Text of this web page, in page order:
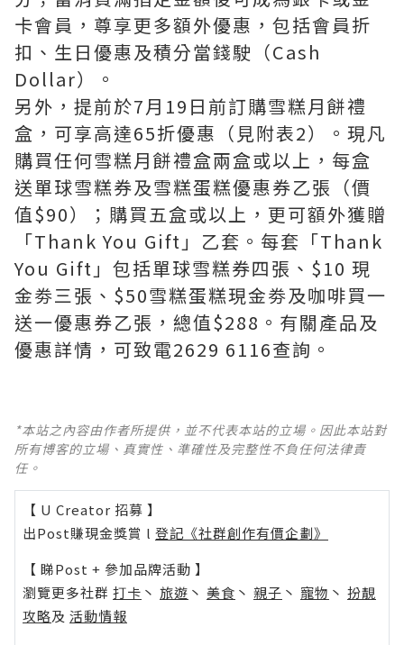
卡會員，尊享更多額外優惠，包括會員折
扣、生日優惠及積分當錢駛（Cash
Dollar）。
另外，提前於7月19日前訂購雪糕月餅禮
盒，可享高達65折優惠（見附表2）。現凡
購買任何雪糕月餅禮盒兩盒或以上，每盒
送單球雪糕券及雪糕蛋糕優惠券乙張（價
值$90）；購買五盒或以上，更可額外獲贈
「Thank You Gift」乙套。每套「Thank
You Gift」包括單球雪糕券四張、$10 現
金劵三張、$50雪糕蛋糕現金劵及咖啡買一
送一優惠券乙張，總值$288。有關產品及
優惠詳情，可致電2629 6116查詢。
*本站之內容由作者所提供，並不代表本站的立場。因此本站對
所有博客的立場、真實性、準確性及完整性不負任何法律責
任。
【 U Creator 招募 】
出Post賺現金獎賞 l 登記《社群創作有價企劃》
【 睇Post + 參加品牌活動 】
瀏覽更多社群 打卡 丶 旅遊 丶 美食 丶 親子 丶 寵物 丶 扮靚
攻略及 活動情報